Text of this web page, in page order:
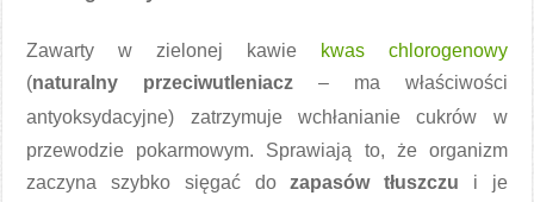
Zawarty w zielonej kawie
kwas chlorogenowy
(naturalny przeciwutleniacz – ma właściwości
antyoksydacyjne) zatrzymuje wchłanianie cukrów w
przewodzie pokarmowym. Sprawiają to, że organizm
zaczyna szybko sięgać dozapasów tłuszczu i je